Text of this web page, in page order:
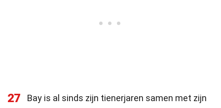
27
Bay is al sinds zijn tienerjaren samen met zijn